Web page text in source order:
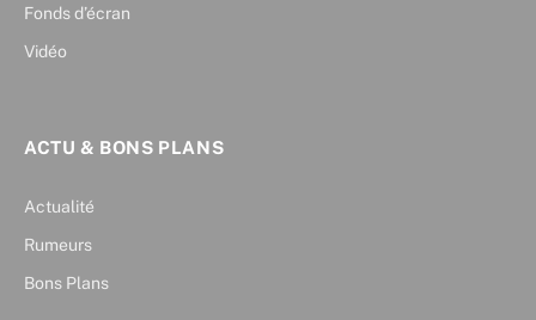
Fonds d’écran
Vidéo
ACTU & BONS PLANS
Actualité
Rumeurs
Bons Plans